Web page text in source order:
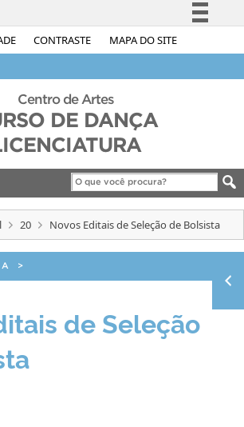
CONTRASTE MAPA DO SITE
Simplifique!
Acesso à informação
Legislação
Centro de Artes
DE DANÇA
20 Novos Editais de Seleção de Bolsista
>
de Seleção